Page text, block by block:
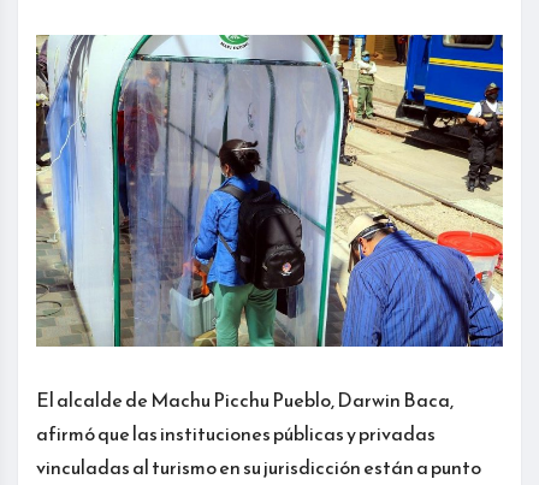
El alcalde de Machu Picchu Pueblo, Darwin Baca,
afirmó que las instituciones públicas y privadas
vinculadas al turismo en su jurisdicción están a punto